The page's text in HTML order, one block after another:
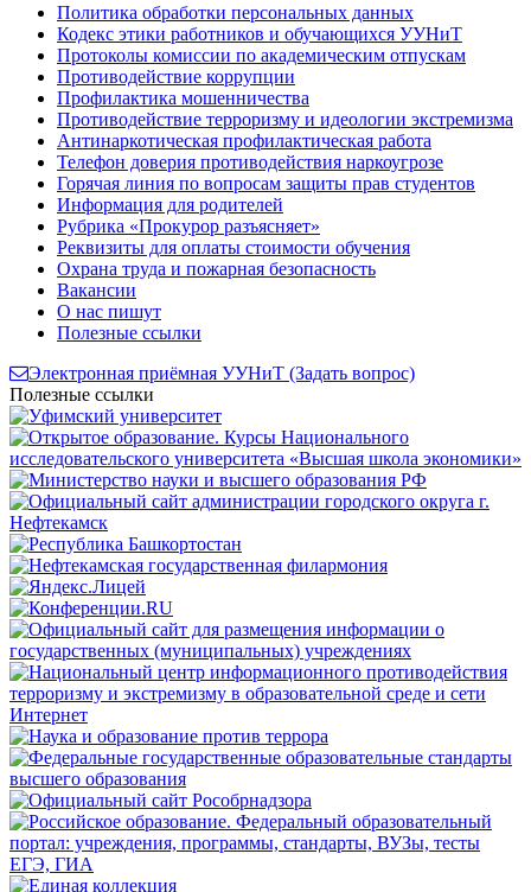
Политика обработки персональных данных
Кодекс этики работников и обучающихся УУНиТ
Протоколы комиссии по академическим отпускам
Противодействие коррупции
Профилактика мошенничества
Противодействие терроризму и идеологии экстремизма
Антинаркотическая профилактическая работа
Телефон доверия противодействия наркоугрозе
Горячая линия по вопросам защиты прав студентов
Информация для родителей
Рубрика «Прокурор разъясняет»
Реквизиты для оплаты стоимости обучения
Охрана труда и пожарная безопасность
Вакансии
О нас пишут
Полезные ссылки
Электронная приёмная УУНиТ (Задать вопрос)
Полезные ссылки